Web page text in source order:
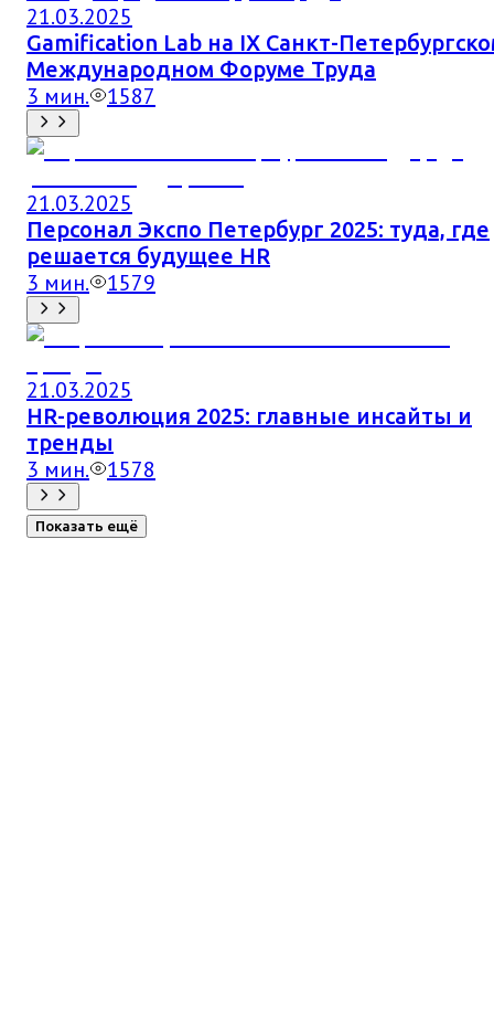
21.03.2025
Gamification Lab на IX Санкт-
Международном Форуме Труда
3 мин. 1587
21.03.2025
Персонал Экспо Петербург 2025: туда, где
решается будущее HR
3 мин. 1579
21.03.2025
HR-революция 2025: главные инсайты и
тренды
3 мин. 1578
Показать ещё